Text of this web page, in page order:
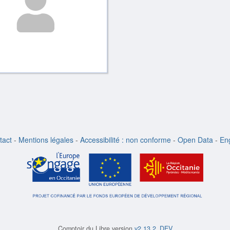
- Mentions légales - Accessibilité : non conforme - Open Data -